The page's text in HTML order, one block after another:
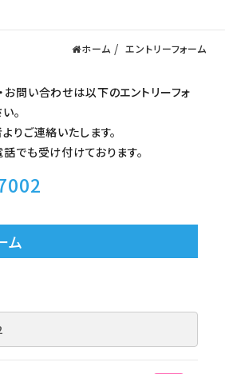
ホーム エントリーフォーム
問い合わせは以下のエントリーフォ
。
りご連絡いたします。
でも受け付けております。
ム